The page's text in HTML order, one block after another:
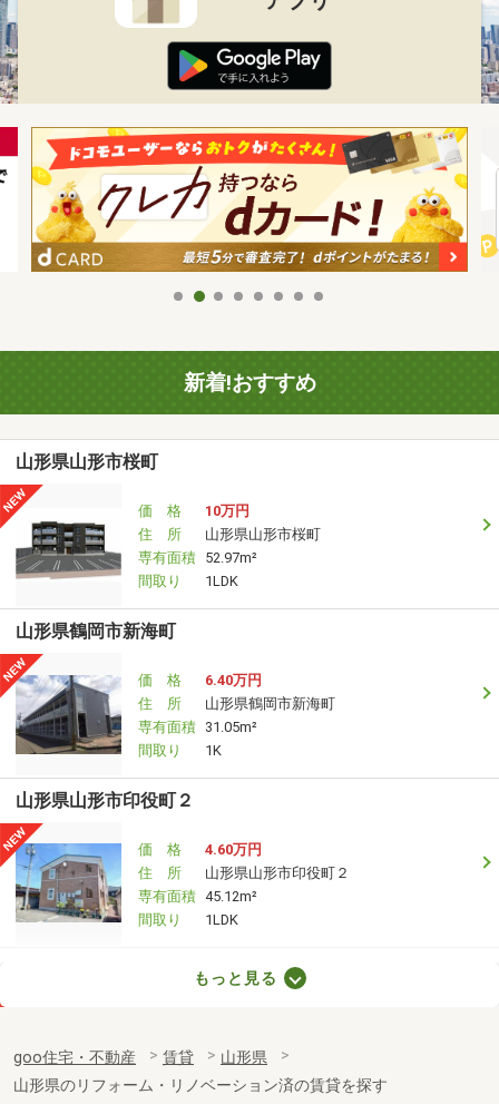
新着!おすすめ
山形県山形市桜町
価 格
10万円
住 所
山形県山形市桜町
専有面積 52.97m²
間取り
1LDK
山形県鶴岡市新海町
価 格
6.40万円
住 所
山形県鶴岡市新海町
専有面積 31.05m²
間取り
1K
山形県山形市印役町２
価 格
4.60万円
住 所
山形県山形市印役町２
専有面積 45.12m²
間取り
1LDK
山形県寒河江市大字日田
専有面積
56.89m²
間取り
2LDK
もっと見る
goo住宅・不動産 賃貸
山形県
山形県のリフォーム・リノベーション済の賃貸を探す